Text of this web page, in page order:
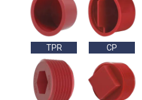
TPR CP